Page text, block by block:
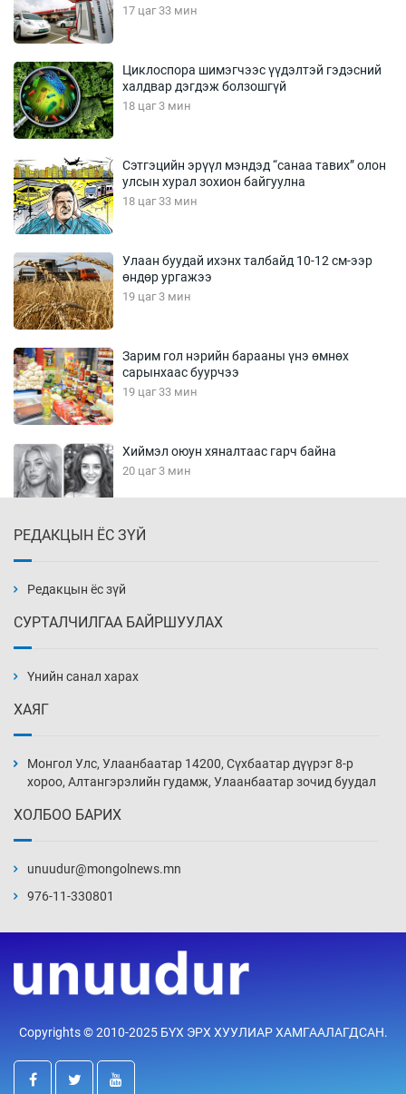
17 цаг 33 мин
Циклоспора шимэгчээс үүдэлтэй гэдэсний
халдвар дэгдэж болзошгүй
18 цаг 3 мин
Сэтгэцийн эрүүл мэндэд “санаа тавих” олон
улсын хурал зохион байгуулна
18 цаг 33 мин
Улаан буудай ихэнх талбайд 10-12 см-ээр
өндөр ургажээ
19 цаг 3 мин
Зарим гол нэрийн барааны үнэ өмнөх
сарынхаас буурчээ
19 цаг 33 мин
Хиймэл оюун хяналтаас гарч байна
20 цаг 3 мин
20 цаг 33 мин
нэмэгджээ
21 цаг 3 мин
21 цаг 33 мин
22 цаг 3 мин
үйлчилж буй гэв
22 цаг 33 мин
РЕДАКЦЫН ЁС ЗҮЙ
Редакцын ёс зүй
СУРТАЛЧИЛГАА БАЙРШУУЛАХ
Үнийн санал харах
ХАЯГ
Монгол Улс, Улаанбаатар 14200, Сүхбаатар дүүрэг 8-р
хороо, Алтангэрэлийн гудамж, Улаанбаатар зочид буудал
ХОЛБОО БАРИХ
unuudur@mongolnews.mn
976-11-330801
Copyrights © 2010-2025 БҮХ ЭРХ ХУУЛИАР ХАМГААЛАГДСАН.